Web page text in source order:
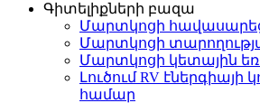
Գիտելիքների բազա
Մարտկոցի
Մարտկոցի
Մարտկոցի կետային
Լուծում RV
համար